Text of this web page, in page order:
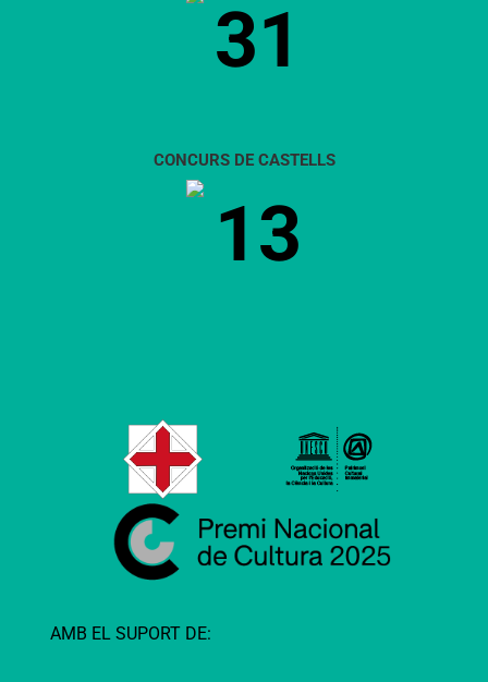
31
CONCURS DE CASTELLS
13
AMB EL SUPORT DE: